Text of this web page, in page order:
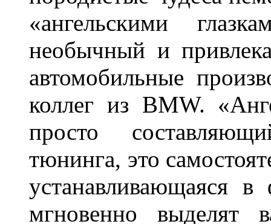
«ангельскими
необычный и
автомобильные
коллег из BMW.
просто
тюнинга, это
устанавливающаяся
мгновенно выделят